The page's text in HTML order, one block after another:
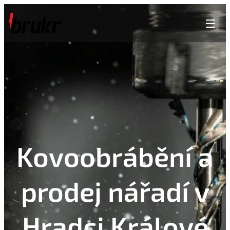
Kovoobrábění a
prodej nářadí v